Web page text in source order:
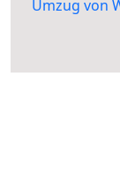
Umzug von